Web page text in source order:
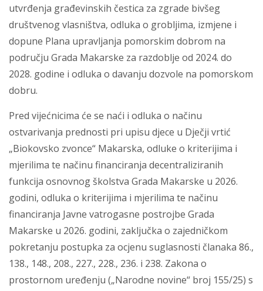
utvrđenja građevinskih čestica za zgrade bivšeg
društvenog vlasništva, odluka o grobljima, izmjene i
dopune Plana upravljanja pomorskim dobrom na
području Grada Makarske za razdoblje od 2024. do
2028. godine i odluka o davanju dozvole na pomorskom
dobru.
Pred vijećnicima će se naći i odluka o načinu
ostvarivanja prednosti pri upisu djece u Dječji vrtić
„Biokovsko zvonce“ Makarska, odluke o kriterijima i
mjerilima te načinu financiranja decentraliziranih
funkcija osnovnog školstva Grada Makarske u 2026.
godini, odluka o kriterijima i mjerilima te načinu
financiranja Javne vatrogasne postrojbe Grada
Makarske u 2026. godini, zaključka o zajedničkom
pokretanju postupka za ocjenu suglasnosti članaka 86.,
138., 148., 208., 227., 228., 236. i 238. Zakona o
prostornom uređenju („Narodne novine“ broj 155/25) s